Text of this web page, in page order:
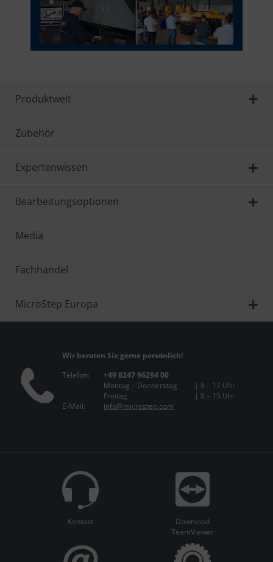
Produktwelt
Zubehör
Expertenwissen
Bearbeitungsoptionen
Media
Fachhandel
MicroStep Europa
Wir beraten Sie gerne persönlich!
Telefon:
+49 8247 96294 00
Montag – Donnerstag
| 8 – 17 Uhr
Freitag
| 8 – 15 Uhr
E-Mail:
info@microstep.com
Kontakt
Download
TeamViewer